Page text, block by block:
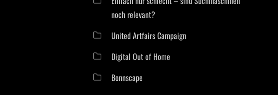
noch relevant?
United Artfairs Campaign
Digital Out of Home
Bonnscape